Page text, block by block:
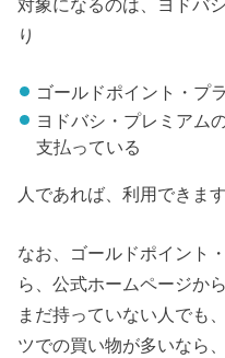
り
ゴールドポイント・プ
ヨドバシ・プレミアム
支払っている
人であれば、利用できます
なお、ゴールドポイント
ら、公式ホームページか
まだ持っていない人でも
ツでの買い物が多いなら